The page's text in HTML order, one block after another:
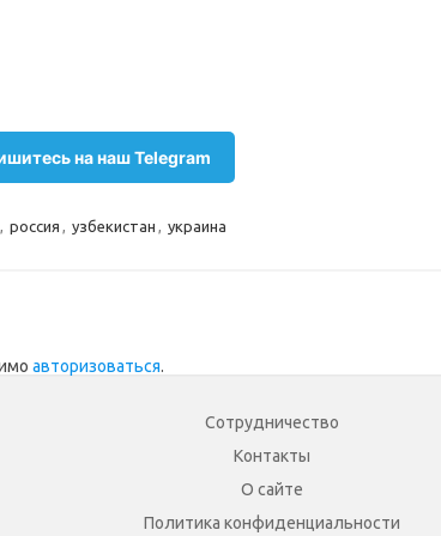
на наш Telegram
, россия , узбекистан , украина
авторизоваться.
Сотрудничество
Контакты
О сайте
Политика конфиденциальности